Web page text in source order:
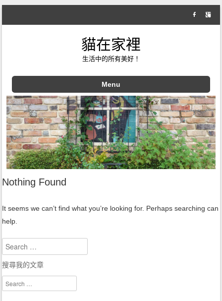
貓在家裡
生活中的所有美好！
Menu
Skip to content
Nothing Found
It seems we can’t find what you’re looking for. Perhaps searching can
help.
Search
搜尋我的文章
Search